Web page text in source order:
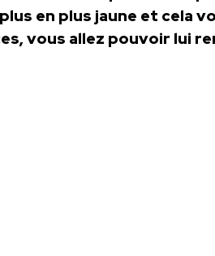
en plus jaune et cela
vous allez pouvoir lui